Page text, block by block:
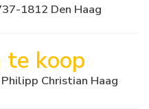
1812 Den Haag
te koop
Christian Haag